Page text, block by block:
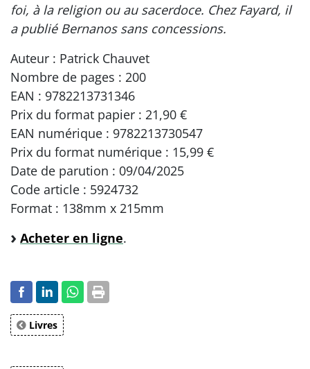
foi, à la religion ou au sacerdoce. Chez Fayard, il
a publié Bernanos sans concessions.
Auteur : Patrick Chauvet
Nombre de pages : 200
EAN : 9782213731346
Prix du format papier : 21,90 €
EAN numérique : 9782213730547
Prix du format numérique : 15,99 €
Date de parution : 09/04/2025
Code article : 5924732
Format : 138mm x 215mm
Acheter en ligne.
Livres